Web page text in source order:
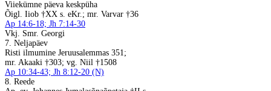
Viiekümne päeva keskpüha
Õigl. Iiob †XX s. eKr.; mr. Varvar †36
Ap 14:6-18; Jh 7:14-30
Vkj. Smr. Georgi
7. Neljapäev
Risti ilmumine Jeruusalemmas 351;
mr. Akaaki †303; vg. Niil †1508
Ap 10:34-43; Jh 8:12-20 (N)
8. Reede